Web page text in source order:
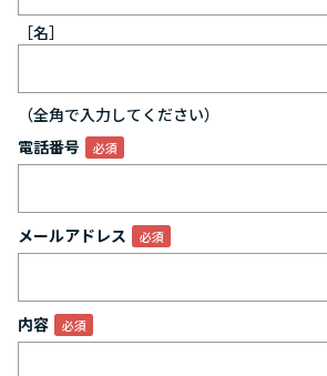
［名］
（全角で入力してください）
電話番号
メールアドレス
内容